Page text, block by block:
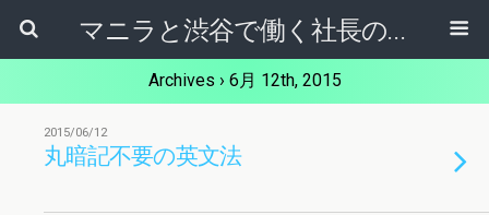
マニラと渋谷で働く社長のブログ
Archives › 6月 12th, 2015
2015/06/12
丸暗記不要の英文法